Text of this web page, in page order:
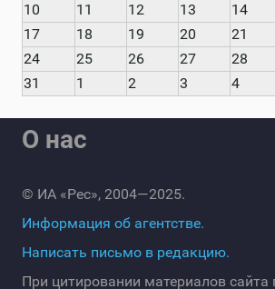
10
11 12 13 14
17
18 19 20 21
24
25 26 27 28
31
1 2 3 4
О нас
© ИА «Рес», 2004—2025.
Информация об агентстве.
Написать письмо в редакцию.
При цитировании материалов сайта